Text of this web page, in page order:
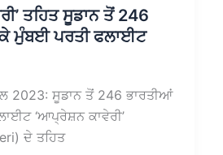
ਤਹਿਤ ਸੂਡਾਨ ਤੋਂ 246
ਮੁੰਬਈ ਪਰਤੀ ਫਲਾਈਟ
2023: ਸੂਡਾਨ ਤੋਂ 246 ਭਾਰਤੀਆਂ
‘ਆਪ੍ਰੇਸ਼ਨ ਕਾਵੇਰੀ’
ਦੇ ਤਹਿਤ